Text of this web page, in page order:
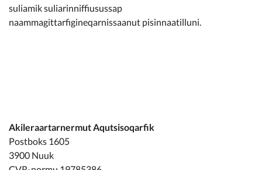
suliamik suliarinniffiusussap
naammagittarfigineqarnissaanut pisinnaatilluni.
Akileraartarnermut Aqutsisoqarfik
Postboks 1605
3900 Nuuk